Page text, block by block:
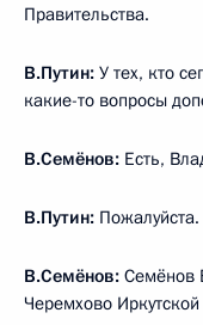
Правительства.
В.Путин: У тех, кто
какие-то вопросы
В.Семёнов: Есть,
В.Путин: Пожалуйста.
В.Семёнов: Семёнов
Черемхово Иркутской